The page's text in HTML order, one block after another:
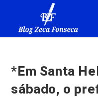
*Em Santa
sábado, o